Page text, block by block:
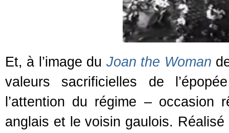
Et, à l’image du Joan the Woman
valeurs sacrificielles de
l’attention du régime – occasion
anglais et le voisin gaulois.